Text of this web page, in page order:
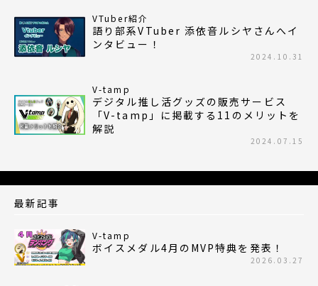
VTuber紹介
語り部系VTuber 添依音ルシヤさんへイ
ンタビュー！
2024.10.31
V-tamp
デジタル推し活グッズの販売サービス
「V-tamp」に掲載する11のメリットを
解説
2024.07.15
最新記事
V-tamp
ボイスメダル4月のMVP特典を発表！
2026.03.27